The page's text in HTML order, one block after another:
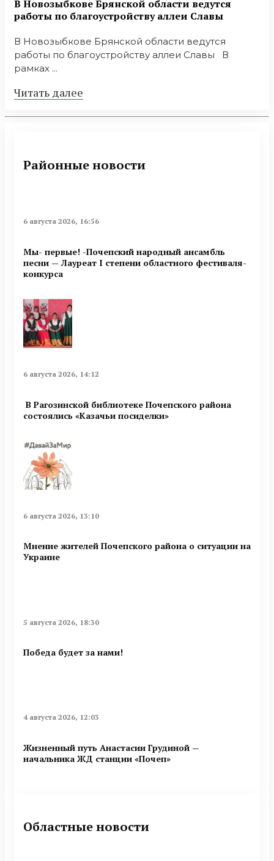
В Новозыбкове Брянской области ведутся
работы по благоустройству аллеи Славы
В Новозыбкове Брянской области ведутся
работы по благоустройству аллеи Славы В
рамках ...
Читать далее
Районные новости
6 августа 2026, 16:56
Мы- первые! -Почепский народный ансамбль
песни — Лауреат I степени областного фестиваля-
конкурса
6 августа 2026, 14:12
В Рагозинской библиотеке Почепского района
состоялись «Казачьи посиделки»
6 августа 2026, 13:10
Мнение жителей Почепского района о ситуации на
Украине
5 августа 2026, 18:30
Победа будет за нами!
4 августа 2026, 12:03
Жизненный путь Анастасии Грудиной —
начальника ЖД станции «Почеп»
Областные новости